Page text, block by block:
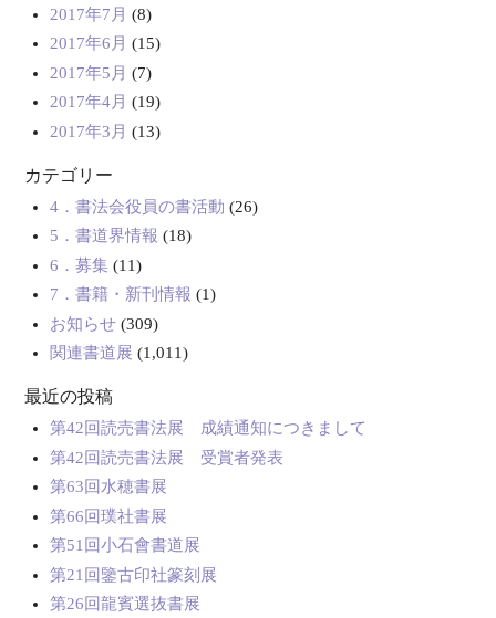
2017年7月 (8)
2017年6月 (15)
2017年5月 (7)
2017年4月 (19)
2017年3月 (13)
カテゴリー
4．書法会役員の書活動 (26)
5．書道界情報 (18)
6．募集(11)
7．書籍・新刊情報 (1)
お知らせ(309)
関連書道展 (1,011)
最近の投稿
第42回読売書法展 成績通知につきまして
第42回読売書法展 受賞者発表
第63回水穂書展
第66回璞社書展
第51回小石會書道展
第21回鑒古印社篆刻展
第26回龍賓選抜書展